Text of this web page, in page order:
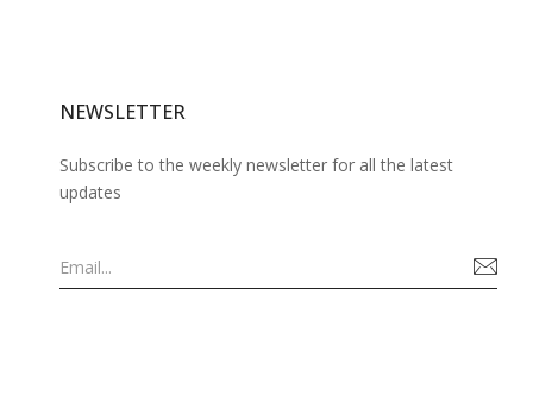
NEWSLETTER
Subscribe to the weekly newsletter for all the latest
updates